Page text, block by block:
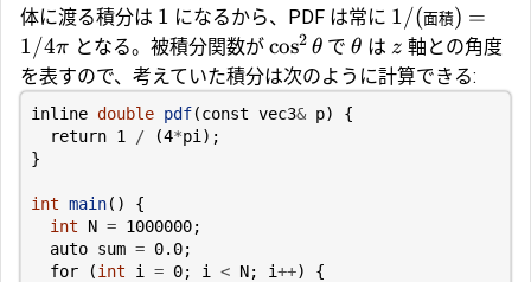
体に渡る積分は 1 になるから、PDF は常に 1/(面積) =
1/4π となる。被積分関数が cos2 θ でθ は z 軸との角度
を表すので、考えていた積分は次のように計算できる:
inline double pdf(const vec3& p)
{
return 1 / (4*pi );
}
int main()
{
int
N = 1000000;
auto sum = 0.0;
for
(int i = 0; i < N; i++)
{